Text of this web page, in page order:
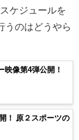
ケジュールを
うのはどうやら
映像第4弾公開！
！ 原２スポーツの